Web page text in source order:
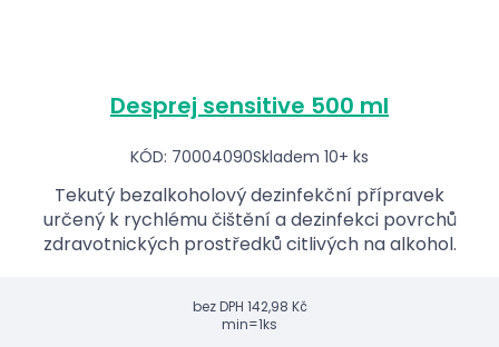
Desprej sensitive 500 ml
KÓD: 70004090Skladem 10+ ks
Tekutý bezalkoholový dezinfekční přípravek
určený k rychlému čištění a dezinfekci povrchů
zdravotnických prostředků citlivých na alkohol.
bez DPH 142,98 Kč
min=1ks